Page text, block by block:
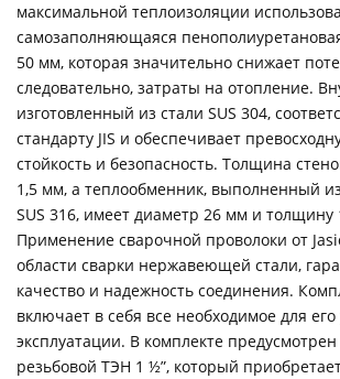
максимальной теплоизоляции
самозаполняющаяся
50 мм, которая значительно снижает
следовательно, затраты на отопление.
изготовленный из стали SUS 304,
стандарту JIS и обеспечивает
стойкость и безопасность. Толщина
1,5 мм, а теплообменник, выполненный
SUS 316, имеет диаметр 26 мм и толщину
Применение сварочной проволоки от
области сварки нержавеющей стали,
качество и надежность соединения.
включает в себя все необходимое для его
эксплуатации. В комплекте
резьбовой ТЭН 1 ½”, который